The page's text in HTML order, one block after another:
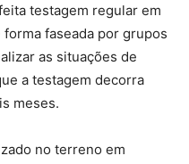
testagem regular em
faseada por grupos
as situações de
a testagem decorra
meses.
no terreno em